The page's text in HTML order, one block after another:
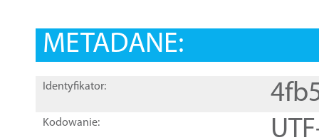
METADANE:
Identyfikator:
Kodowanie: